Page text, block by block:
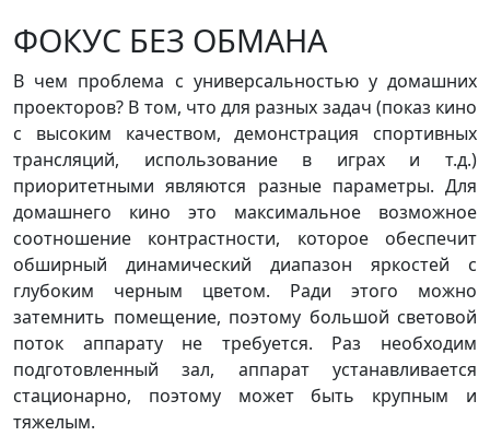
ФОКУС БЕЗ ОБМАНА
В чем проблема с универсальностью у домашних
проекторов? В том, что для разных задач (показ кино
с высоким качеством, демонстрация спортивных
трансляций, использование в играх и т.д.)
приоритетными являются разные параметры. Для
домашнего кино это максимальное возможное
соотношение контрастности, которое обеспечит
обширный динамический диапазон яркостей с
глубоким черным цветом. Ради этого можно
затемнить помещение, поэтому большой световой
поток аппарату не требуется. Раз необходим
подготовленный зал, аппарат устанавливается
стационарно, поэтому может быть крупным и
тяжелым.